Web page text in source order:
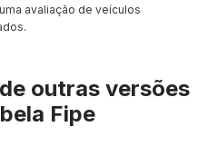
avaliação de veículos
outras versões
Fipe